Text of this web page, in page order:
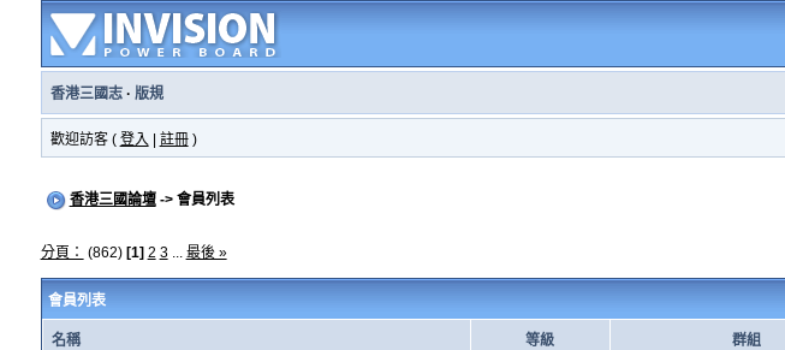
香港三國志· 版規
歡迎訪客 ( 登入 註冊)
香港三國論壇-> 會員列表
分頁： (862) [1] 2 3... 最後 »
會員列表
名稱 等級 群組